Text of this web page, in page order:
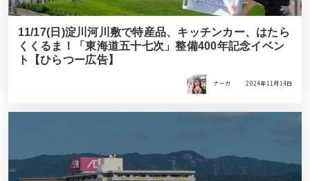
11/17(日)淀川河川敷で特産品、キッチンカー、はたら
くくるま！「東海道五十七次」整備400年記念イベン
ト【ひらつー広告】
ナーガ 2024年11月14日